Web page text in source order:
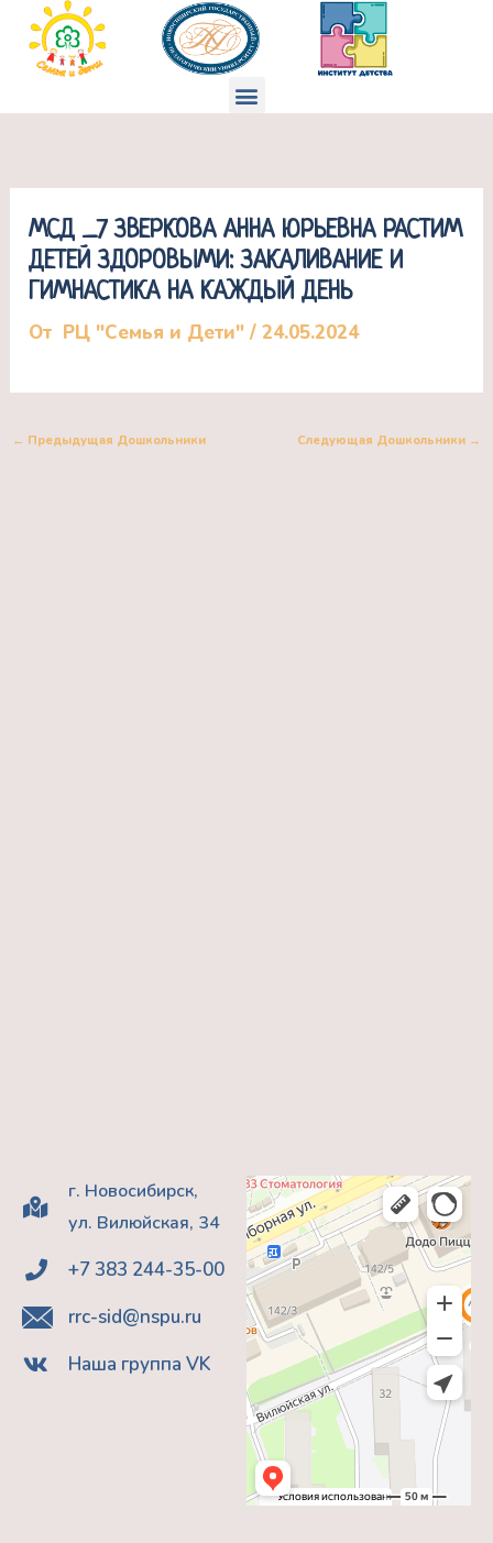
Перейти
содержимому
Меню
МСД _7 ЗВЕРКОВА АННА ЮРЬЕВНА РАСТИМ
ДЕТЕЙ ЗДОРОВЫМИ: ЗАКАЛИВАНИЕ И
ГИМНАСТИКА НА КАЖДЫЙ ДЕНЬ
От РЦ "Семья и Дети"/24.05.2024
← Предыдущая Дошкольники Следующая Дошкольники →
г. Новосибирск,
ул. Вилюйская, 34
+7 383 244-35-00
rrc-sid@nspu.ru
Наша группа VK